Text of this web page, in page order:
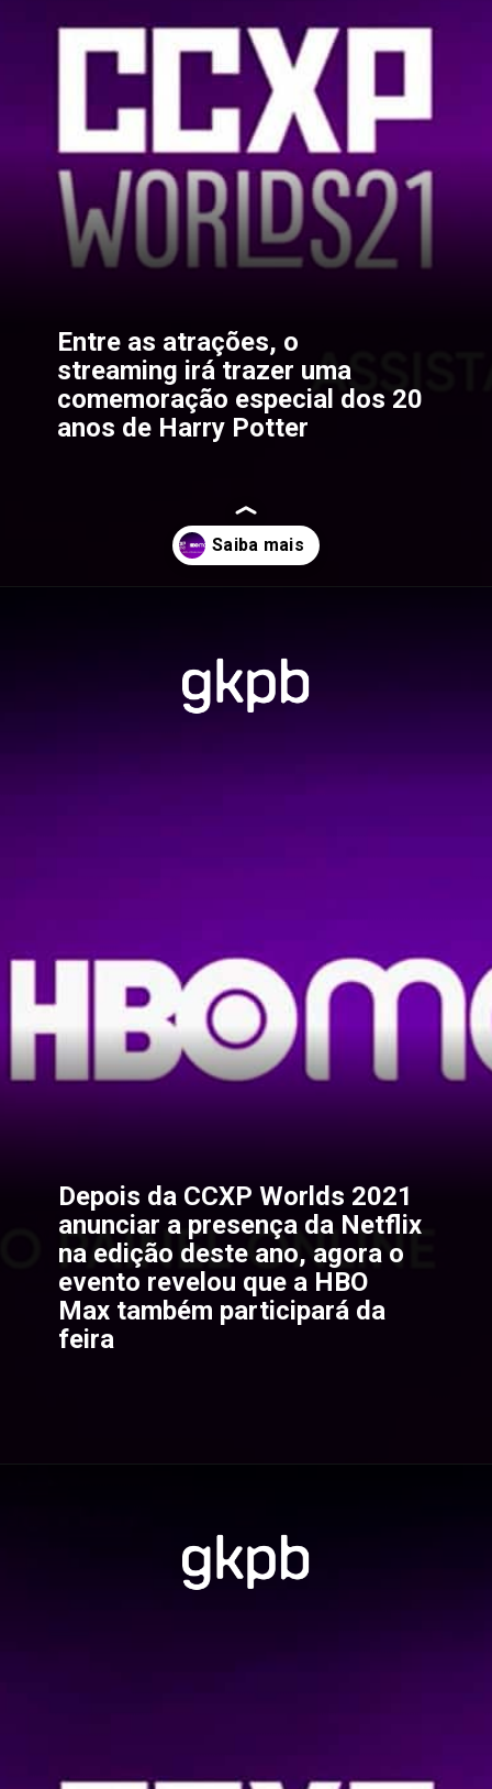
Entre as atrações, o
streaming irá trazer uma
comemoração especial dos 20
anos de Harry Potter
Depois da CCXP Worlds 2021
anunciar a presença da Netflix
na edição deste ano, agora o
evento revelou que a HBO
Max também participará da
feira